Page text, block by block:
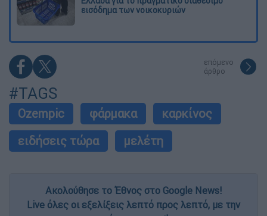
εισόδημα των νοικοκυριών
επόμενο
άρθρο
#TAGS
Ozempic φάρμακα
καρκίνος
ειδήσεις τώρα
μελέτη
Ακολούθησε το Έθνος στο Google News!
Live όλες οι εξελίξεις λεπτό προς λεπτό, με την